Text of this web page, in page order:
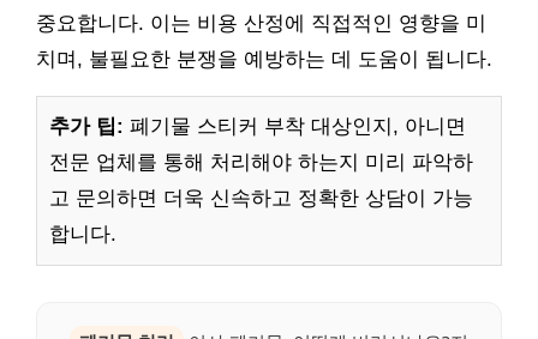
중요합니다. 이는 비용 산정에 직접적인 영향을 미
치며, 불필요한 분쟁을 예방하는 데 도움이 됩니다.
추가 팁: 폐기물 스티커 부착 대상인지, 아니면
전문 업체를 통해 처리해야 하는지 미리 파악하
고 문의하면 더욱 신속하고 정확한 상담이 가능
합니다.